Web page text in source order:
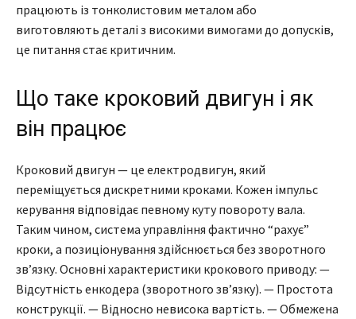
працюють із тонколистовим металом або
виготовляють деталі з високими вимогами до допусків,
це питання стає критичним.
Що таке кроковий двигун і як
він працює
Кроковий двигун — це електродвигун, який
переміщується дискретними кроками. Кожен імпульс
керування відповідає певному куту повороту вала.
Таким чином, система управління фактично “рахує”
кроки, а позиціонування здійснюється без зворотного
зв’язку. Основні характеристики крокового приводу: —
Відсутність енкодера (зворотного зв’язку). — Простота
конструкції. — Відносно невисока вартість. — Обмежена